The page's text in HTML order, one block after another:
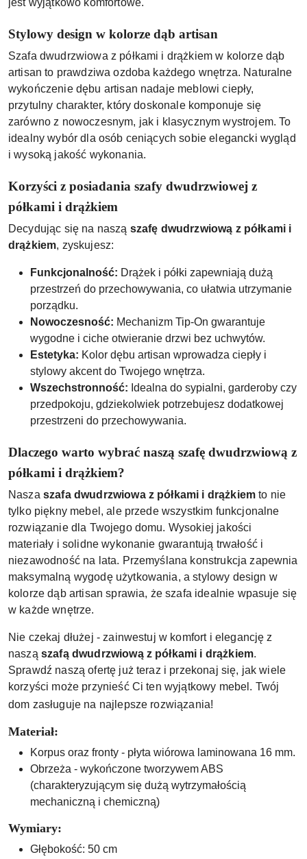
jest wyjątkowo komfortowe.
Stylowy design w kolorze dąb artisan
Szafa dwudrzwiowa z półkami i drążkiem w kolorze dąb
artisan to prawdziwa ozdoba każdego wnętrza. Naturalne
wykończenie dębu artisan nadaje meblowi ciepły,
przytulny charakter, który doskonale komponuje się
zarówno z nowoczesnym, jak i klasycznym wystrojem. To
idealny wybór dla osób ceniących sobie elegancki wygląd
i wysoką jakość wykonania.
Korzyści z posiadania szafy dwudrzwiowej z
półkami i drążkiem
Decydując się na naszą szafę dwudrzwiową z półkami i
drążkiem, zyskujesz:
Funkcjonalność: Drążek i półki zapewniają dużą
przestrzeń do przechowywania, co ułatwia utrzymanie
porządku.
Nowoczesność: Mechanizm Tip-On gwarantuje
wygodne i ciche otwieranie drzwi bez uchwytów.
Estetyka: Kolor dębu artisan wprowadza ciepły i
stylowy akcent do Twojego wnętrza.
Wszechstronność: Idealna do sypialni, garderoby czy
przedpokoju, gdziekolwiek potrzebujesz dodatkowej
przestrzeni do przechowywania.
Dlaczego warto wybrać naszą szafę dwudrzwiową z
półkami i drążkiem?
Nasza szafa dwudrzwiowa z półkami i drążkiem to nie
tylko piękny mebel, ale przede wszystkim funkcjonalne
rozwiązanie dla Twojego domu. Wysokiej jakości
materiały i solidne wykonanie gwarantują trwałość i
niezawodność na lata. Przemyślana konstrukcja zapewnia
maksymalną wygodę użytkowania, a stylowy design w
kolorze dąb artisan sprawia, że szafa idealnie wpasuje się
w każde wnętrze.
Nie czekaj dłużej - zainwestuj w komfort i elegancję z
naszą szafą dwudrzwiową z półkami i drążkiem.
Sprawdź naszą ofertę już teraz i przekonaj się, jak wiele
korzyści może przynieść Ci ten wyjątkowy mebel. Twój
dom zasługuje na najlepsze rozwiązania!
Materiał:
Korpus oraz fronty - płyta wiórowa laminowana 16 mm.
Obrzeża - wykończone tworzywem ABS
(charakteryzującym się dużą wytrzymałością
mechaniczną i chemiczną)
Wymiary:
Głębokość: 50 cm